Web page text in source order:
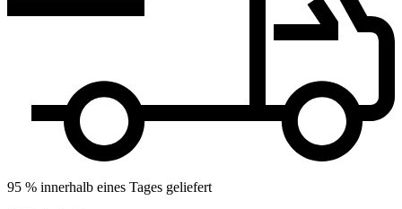
95 % innerhalb eines Tages geliefert